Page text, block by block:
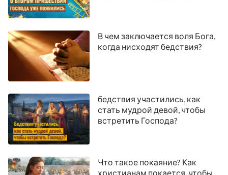
В чем заключается воля Бога,
когда нисходят бедствия?
бедствия участились, как
стать мудрой девой, чтобы
встретить Господа?
Что такое покаяние? Как
христианам покается, чтобы